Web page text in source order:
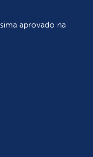
aprovado na